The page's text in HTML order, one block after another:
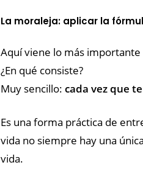
La moraleja: aplicar la
Aquí viene lo más
¿En qué consiste?
Muy sencillo: cada vez que
Es una forma práctica de
vida no siempre hay una
vida.